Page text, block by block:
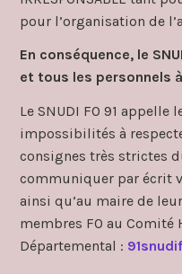
pour l’organisation de
En conséquence, le
et tous les personnels à
Le SNUDI FO 91
impossibilités à
consignes très strictes
communiquer par écrit
ainsi qu’au maire de
membres FO au Comité
Départemental :